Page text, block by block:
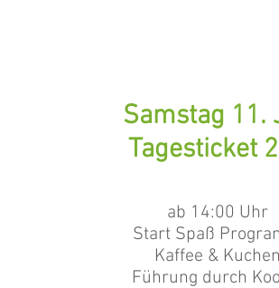
Samstag 11.
Tagesticket
ab 14:00 Uhr
Start Spaß
Kaffee & Kuchen
Führung durch